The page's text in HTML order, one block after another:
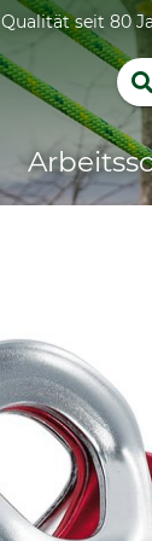
Qualität seit 80